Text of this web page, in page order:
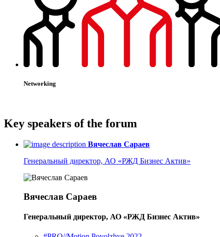
Networking
Key speakers of the forum
Вячеслав Сараев
Генеральный директор, АО «РЖД Бизнес Актив»
Вячеслав Сараев
Генеральный директор, АО «РЖД Бизнес Актив»